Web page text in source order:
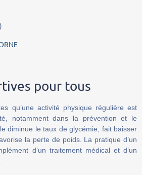
pour tous
qu’une activité physique régulière est
notamment dans la prévention et le
diminue le taux de glycémie, fait baisser
la perte de poids. La pratique d’un
d’un traitement médical et d’un